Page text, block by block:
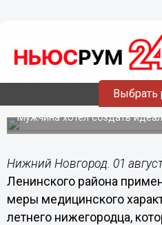
Выбрать
Нижегородца,
Президентом
Мужчина хотел создать
Нижний Новгород. 01
Ленинского района
меры медицинского
летнего нижегородца,